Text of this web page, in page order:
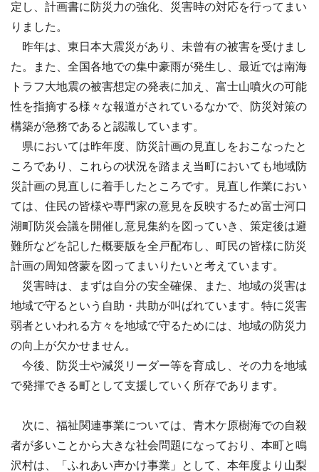
定し、計画書に防災力の強化、災害時の対応を行ってまい
りました。
昨年は、東日本大震災があり、未曾有の被害を受けまし
た。また、全国各地での集中豪雨が発生し、最近では南海
トラフ大地震の被害想定の発表に加え、富士山噴火の可能
性を指摘する様々な報道がされているなかで、防災対策の
構築が急務であると認識しています。
県においては昨年度、防災計画の見直しをおこなったと
ころであり、これらの状況を踏まえ当町においても地域防
災計画の見直しに着手したところです。見直し作業におい
ては、住民の皆様や専門家の意見を反映するため富士河口
湖町防災会議を開催し意見集約を図っていき、策定後は避
難所などを記した概要版を全戸配布し、町民の皆様に防災
計画の周知啓蒙を図ってまいりたいと考えています。
災害時は、まずは自分の安全確保、また、地域の災害は
地域で守るという自助・共助が叫ばれています。特に災害
弱者といわれる方々を地域で守るためには、地域の防災力
の向上が欠かせません。
今後、防災士や減災リーダー等を育成し、その力を地域
で発揮できる町として支援していく所存であります。
次に、福祉関連事業については、青木ケ原樹海での自殺
者が多いことから大きな社会問題になっており、本町と鳴
沢村は、「ふれあい声かけ事業」として、本年度より山梨